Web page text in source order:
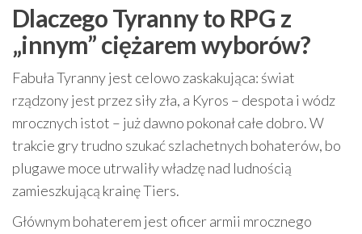
Dlaczego Tyranny to RPG z
„innym” ciężarem wyborów?
Fabuła Tyranny jest celowo zaskakująca: świat
rządzony jest przez siły zła, a Kyros – despota i wódz
mrocznych istot – już dawno pokonał całe dobro. W
trakcie gry trudno szukać szlachetnych bohaterów, bo
plugawe moce utrwaliły władzę nad ludnością
zamieszkującą krainę Tiers.
Głównym bohaterem jest oficer armii mrocznego